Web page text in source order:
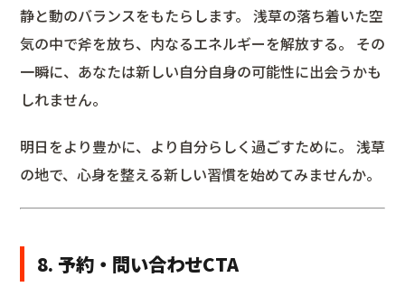
静と動のバランスをもたらします。 浅草の落ち着いた空
気の中で斧を放ち、内なるエネルギーを解放する。 その
一瞬に、あなたは新しい自分自身の可能性に出会うかも
しれません。
明日をより豊かに、より自分らしく過ごすために。 浅草
の地で、心身を整える新しい習慣を始めてみませんか。
8. 予約・問い合わせCTA